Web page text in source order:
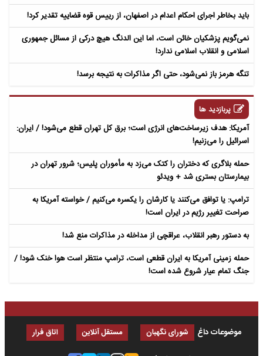
باید بخاطر اجرای احکام اعدام در اصفهان، از رییس قوه قضاییه تقدیر کرد!
نمی‌گویم پزشکیان خائن است، اما این الدنگ هیچ درکی از مسائل جمهوری
اسلامی و انقلاب اسلامی ندارد!
تنگه هرمز باز نمی‌شود، حتی اگر مذاکرات به نتیجه برسد!
پربازدید ها
آمریکا: هدف زیرساخت‌های انرژی است؛ برق کل تهران قطع می‌شود! / ایران:
اسرائیل را می‌زنیم!
حمله بلاگری که دختران را کتک می‌زد به مأموران پلیس؛ شرور تهران در
بیمارستان بستری شد + ویدئو
ترامپ: یا توافق می‌کنند یا کارشان را یکسره می‌کنیم / خواسته آمریکا به
صراحت تغییر رژیم در ایران است!
به دستور رهبر انقلاب، عراقچی از مداخله در مذاکرات منع شد!
حمله زمینی آمریکا به ایران قطعی است، ترامپ منتظر است هوا خنک شود! /
جنگ تمام عیار شروع شده است!
موضوعات داغ شورای نگهبان مستقل آنلاین اتاق فرار